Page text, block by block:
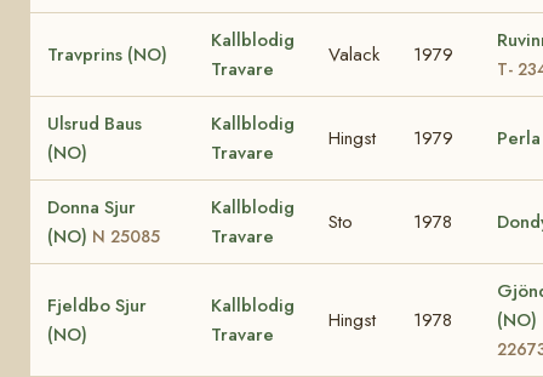
Travprins (NO)
Kallblodig
Travare
Valack 1979
T-
Ulsrud Baus
(NO)
Kallblodig
Travare
Hingst 1979
Donna Sjur
(NO) N 25085
Kallblodig
Travare
Sto 1978
Fjeldbo Sjur
(NO)
Kallblodig
Travare
Hingst 1978
(NO)